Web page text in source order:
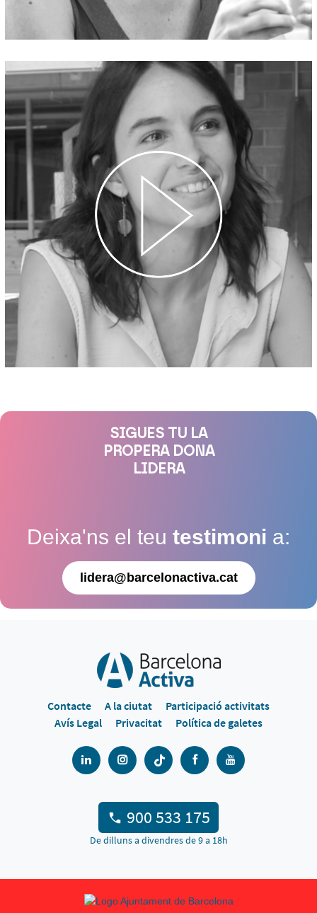
SIGUES TU LA
PROPERA DONA
LIDERA
Deixa'ns el teu testimoni a:
lidera@barcelonactiva.cat
Contacte A la ciutat
Participació activitats
Avís Legal
Privacitat Política de galetes
900 533 175
De dilluns a divendres de 9 a 18h